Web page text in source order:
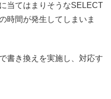
当てはまりそうなSELECT
時間が発生してしまいま
書き換えを実施し、対応す